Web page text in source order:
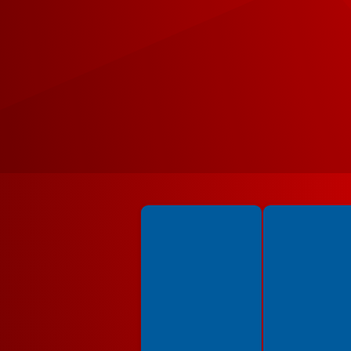
Spełniamy standardy WCAG 2.2 Spełniamy standardy